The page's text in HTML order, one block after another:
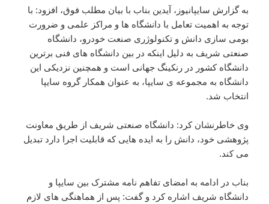
به گزارش سایپانیوز، آیدین بناب با بیان مطلب فوق، افزود: با
توجه به اهمیت تعامل با دانشگاه ها و مراکز علمی و ضرورت
بومی سازی دانش و تکنولوژری صنعت خودرو، دانشگاه
صنعتی شریف به دلیل اینکه در بین دانشگاه های فنی برترین
دانشگاه کشور در رنکینگ جهانی است و همچنین نزدیکی این
دانشگاه به مجموعه ی سایپا، به عنوان همکار گروه سایپا
انتخاب شد.
وی خاطرنشان کرد: دانشگاه صنعتی شریف از طریق معاونت
پژوهشی خود، دانش را به ایده هایی که قابلیت اجرا دارد تبدیل
می کند.
بناب در ادامه به امضای تفاهم نامه مشترک بین سایپا و
دانشگاه شریف اشاره کرد و گفت: پس از هماهنگی های لازم